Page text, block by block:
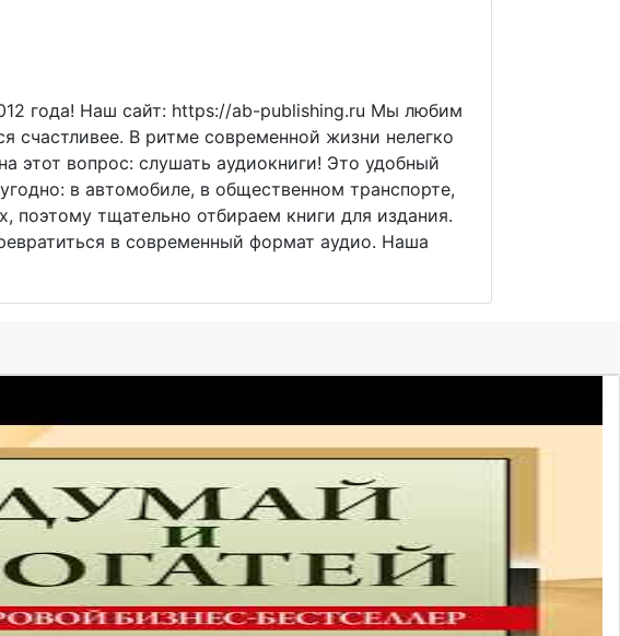
года! Наш сайт: https://ab-publishing.ru Мы любим
счастливее. В ритме современной жизни нелегко
этот вопрос: слушать аудиокниги! Это удобный
в автомобиле, в общественном транспорте,
тщательно отбираем книги для издания.
в современный формат аудио. Наша